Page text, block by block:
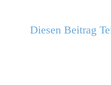
Diesen Beitrag